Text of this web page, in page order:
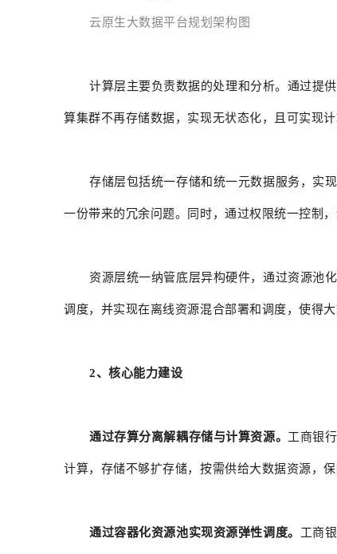
云原生大数据平台规划架构图
计算层主要负责数据的处理和分析。通过提
算集群不再存储数据，实现无状态化，且可实现
存储层包括统一存储和统一元数据服务，实
一份带来的冗余问题。同时，通过权限统一控制
资源层统一纳管底层异构硬件，通过资源池
调度，并实现在离线资源混合部署和调度，使得
2、核心能力建设
通过存算分离解耦存储与计算资源。 工商银
计算，存储不够扩存储，按需供给大数据资源，
通过容器化资源池实现资源弹性调度。 工商